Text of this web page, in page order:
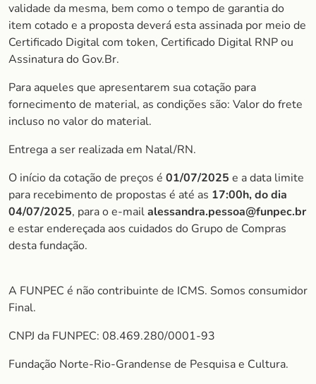
validade da mesma, bem como o tempo de garantia do
item cotado e a proposta deverá esta assinada por meio de
Certificado Digital com token, Certificado Digital RNP ou
Assinatura do Gov.Br.
Para aqueles que apresentarem sua cotação para
fornecimento de material, as condições são: Valor do frete
incluso no valor do material.
Entrega a ser realizada em Natal/RN.
O início da cotação de preços é 01/07/2025 e a data limite
para recebimento de propostas é até as 17:00h, do dia
04/07/2025, para o e-mailalessandra.pessoa@funpec.br
e estar endereçada aos cuidados do Grupo de Compras
desta fundação.
A FUNPEC é não contribuinte de ICMS. Somos consumidor
Final.
CNPJ da FUNPEC: 08.469.280/0001-93
Fundação Norte-Rio-Grandense de Pesquisa e Cultura.